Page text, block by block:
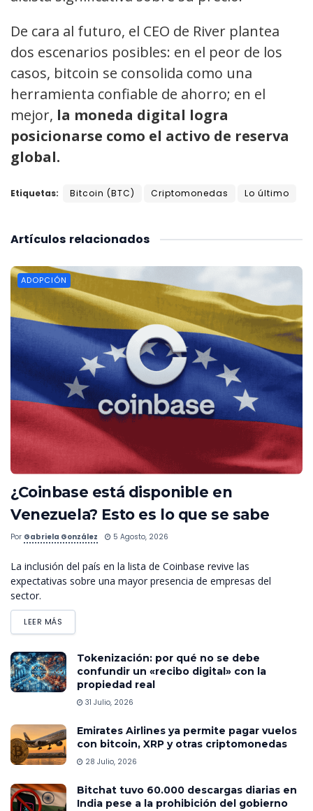
De cara al futuro, el CEO de River plantea
dos escenarios posibles: en el peor de los
casos, bitcoin se consolida como una
herramienta confiable de ahorro; en el
mejor, la moneda digital logra
posicionarse como el activo de reserva
global.
Etiquetas: Bitcoin (BTC) Criptomonedas Lo último
relacionados
Artículos
ADOPCIÓN
¿Coinbase está disponible en
Venezuela? Esto es lo que se sabe
Por Gabriela González 5 Agosto, 2026
La inclusión del país en la lista de Coinbase revive las
expectativas sobre una mayor presencia de empresas del
sector.
LEER MÁS
Tokenización: por qué no se debe
confundir un «recibo digital» con la
propiedad real
31 Julio, 2026
Emirates Airlines ya permite pagar vuelos
con bitcoin, XRP y otras criptomonedas
28 Julio, 2026
Bitchat tuvo 60.000 descargas diarias en
India pese a la prohibición del gobierno